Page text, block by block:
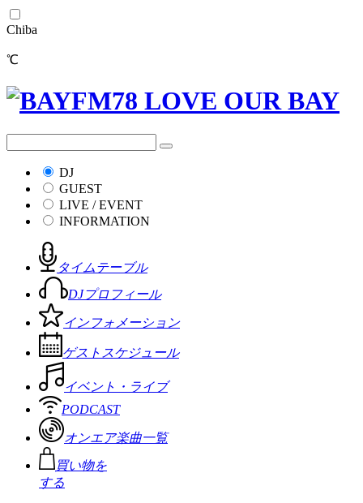
Chiba
℃
DJ
GUEST
LIVE / EVENT
INFORMATION
タイムテーブル
DJプロフィール
インフォメーション
ゲストスケジュール
イベント・ライブ
PODCAST
オンエア楽曲一覧
買い物を
する